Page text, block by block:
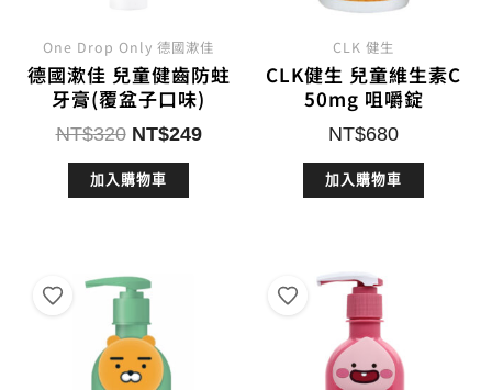
One Drop Only 德國漱佳
德國漱佳 兒童健齒防蛀
牙膏(覆盆子口味)
NT$320 原
始
價
NT$249目
加入購物車
CLK 健生
CLK健生 兒童維生素C
50mg 咀嚼錠
NT$680
加入購物車